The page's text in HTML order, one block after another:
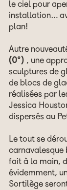
le ciel pour
installation…
plan!
Autre
(0°) , une
sculptures de
de blocs de
réalisées par
Jessica
dispersés au
Le tout se
carnavalesque
fait à la main,
évidemment,
Sortilège